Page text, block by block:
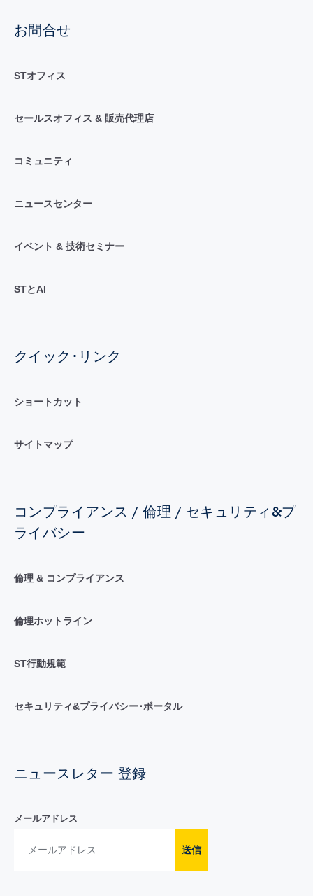
お問合せ
STオフィス
セールスオフィス & 販売代理店
コミュニティ
ニュースセンター
イベント & 技術セミナー
STとAI
クイック･リンク
ショートカット
サイトマップ
コンプライアンス / 倫理 / セキュリティ&プ
ライバシー
倫理 & コンプライアンス
倫理ホットライン
ST行動規範
セキュリティ&プライバシー･ポータル
ニュースレター 登録
メールアドレス
送信